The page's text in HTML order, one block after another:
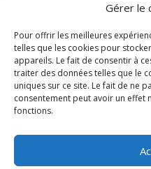
Gérer le
Pour offrir les meilleures
telles que les cookies pour
appareils. Le fait de consentir à
traiter des données telles que le
uniques sur ce site. Le fait de ne
consentement peut avoir un effet
fonctions.
06 Juil 2026
Étude d’évaluabilité des
d’accompagnement à
01 Juil 2026
Pénurie du personnel
Wallonie ?